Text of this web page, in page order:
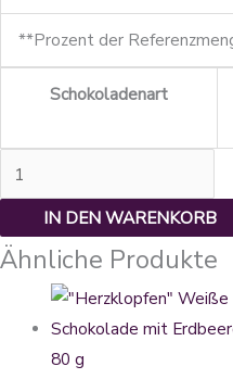
**Prozent der
Schokoladenart
IN DEN WARENKORB
Ähnliche Produkte